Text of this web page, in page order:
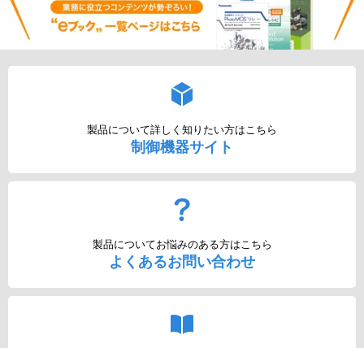
製品について詳しく知りたい方はこちら
制御機器サイト
製品についてお悩みのある方はこちら
よくあるお問い合わせ